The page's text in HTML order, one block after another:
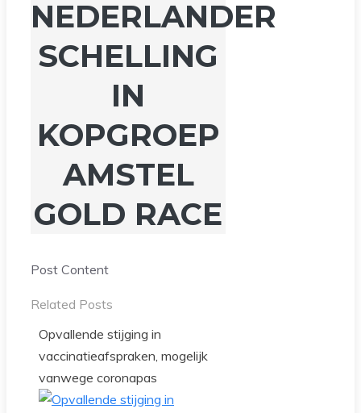
NEDERLANDER
SCHELLING
IN
KOPGROEP
AMSTEL
GOLD RACE
Post Content
Related Posts
Opvallende stijging in
vaccinatieafspraken, mogelijk
vanwege coronapas